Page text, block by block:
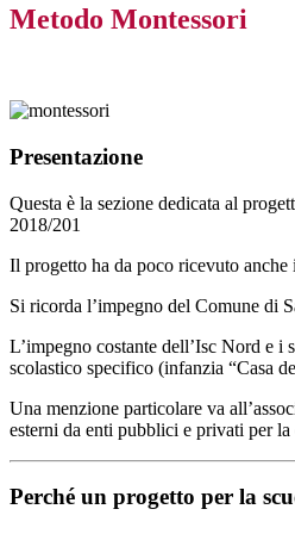
Metodo Montessori
Presentazione
Questa è la sezione dedicata al
2018/201
Il progetto ha da poco ricevuto anche
Si ricorda l’impegno del Comune di
L’impegno costante dell’Isc Nord e i
scolastico specifico (infanzia “Casa
Una menzione particolare va
esterni da enti pubblici e privati per la
Perché un progetto per la